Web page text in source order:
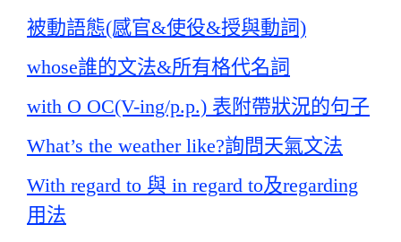
被動語態(感官&使役&授與動詞)
whose誰的文法&所有格代名詞
with O OC(V-ing/p.p.) 表附帶狀況的句子
What’s the weather like?詢問天氣文法
With regard to 與 in regard to及regarding
用法